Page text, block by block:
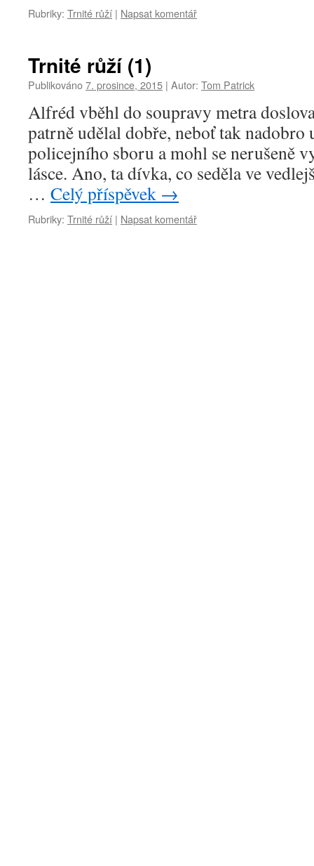
Rubriky: Trnité růží | Napsat komentář
Trnité růží (1)
Publikováno7. prosince, 2015 | Autor: Tom Patrick
Alfréd vběhl do soupravy metra
patrně udělal dobře, neboť tak
policejního sboru a mohl se nerušeně
lásce. Ano, ta dívka, co seděla ve
… Celý příspěvek →
Rubriky: Trnité růží | Napsat komentář